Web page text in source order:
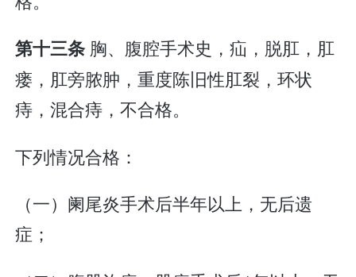
第十三条 胸、腹腔手术史，疝，脱肛，肛
瘘，肛旁脓肿，重度陈旧性肛裂，环状
痔，混合痔，不合格。
下列情况合格：
（一）阑尾炎手术后半年以上，无后遗
症；